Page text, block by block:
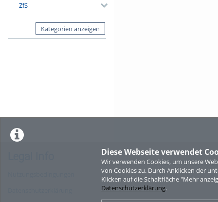
Diese Webseite verwendet
Wir verwenden Cookies, um unsere
von Cookies zu. Durch Anklicken der
Klicken auf die Schaltfläche "Mehr
Datenschutzerklärung.
ZfS
Kategorien anzeigen